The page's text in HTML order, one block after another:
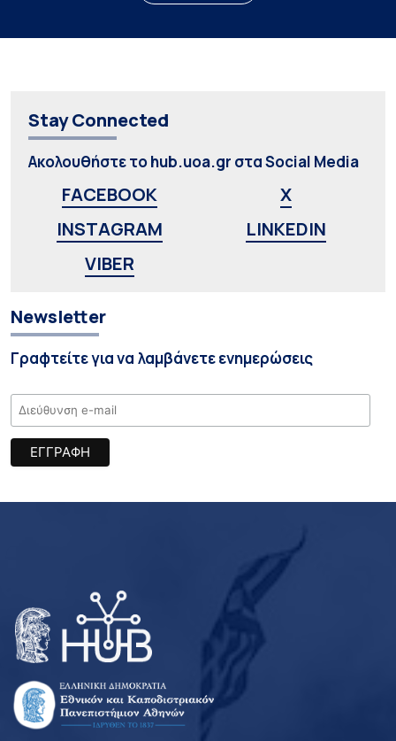
Stay Connected
Ακολουθήστε το hub.uoa.gr στα Social Media
FACEBOOK
X
INSTAGRAM
LINKEDIN
VIBER
Newsletter
Γραφτείτε για να λαμβάνετε ενημερώσεις